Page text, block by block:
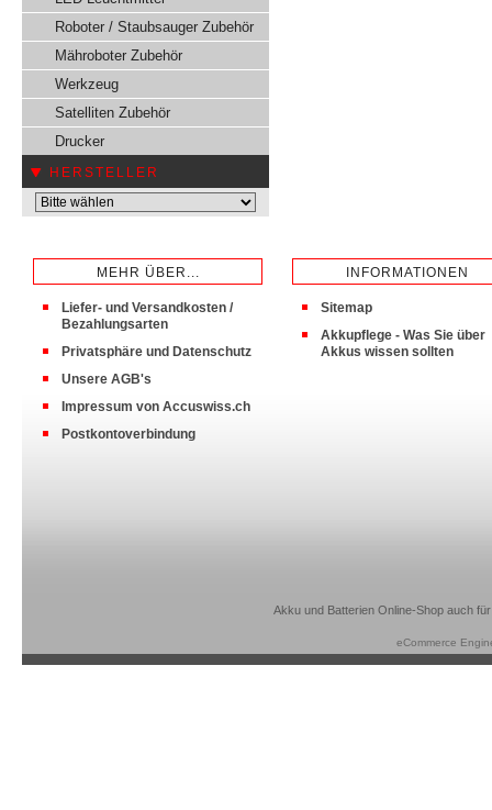
Roboter / Staubsauger Zubehör
Mähroboter Zubehör
Werkzeug
Satelliten Zubehör
Drucker
HERSTELLER
MEHR ÜBER...
Liefer- und Versandkosten /
Bezahlungsarten
Privatsphäre und Datenschutz
Unsere AGB's
Impressum von Accuswiss.ch
Postkontoverbindung
INFORMATIONEN
Sitemap
Akkupflege - Was Sie über
Akkus wissen sollten
Akku und Batterien Online-Shop auch
eCommerce